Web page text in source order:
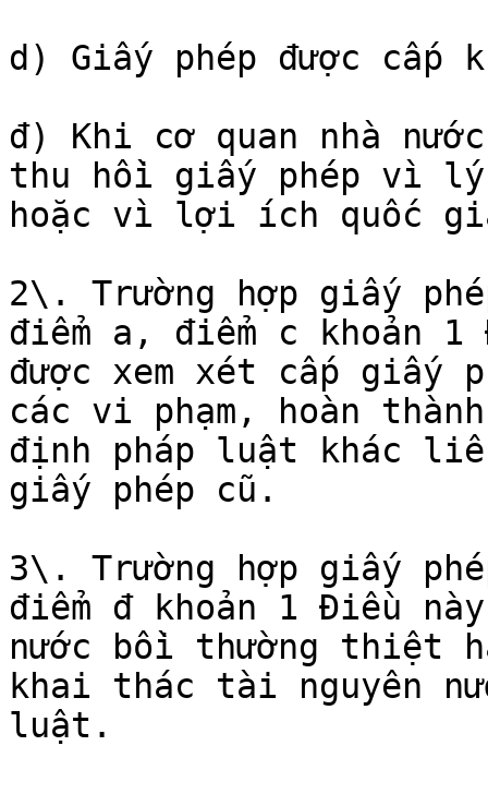
d) Giấy phép được cấp
đ) Khi cơ quan nhà
thu hồi giấy phép vì lý
hoặc vì lợi ích quốc
2\. Trường hợp giấy
điểm a, điểm c khoản
được xem xét cấp giấy
các vi phạm, hoàn
định pháp luật khác
giấy phép cũ.
3\. Trường hợp giấy
điểm đ khoản 1 Điều
nước bồi thường thiệt
khai thác tài nguyên